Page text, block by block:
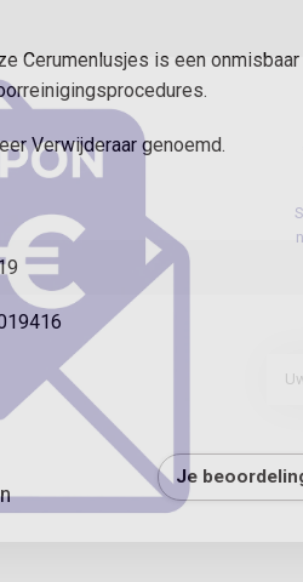
Cerumenlusjes is een
Verwijderaar genoemd.
Je